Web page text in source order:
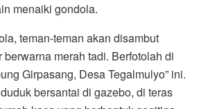
menaiki gondola.
teman-teman akan disambut
merah tadi. Berfotolah di
Girpasang, Desa Tegalmulyo” ini.
bersantai di gazebo, di teras